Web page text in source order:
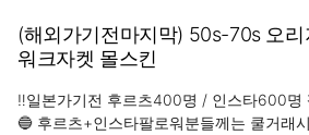
(해외가기전마지막) 50s-70s 오
워크자켓 몰스킨
‼️일본가기전 후르츠400명 / 인스타600명
🔵 후르츠+인스타팔로워분들께는 쿨거래